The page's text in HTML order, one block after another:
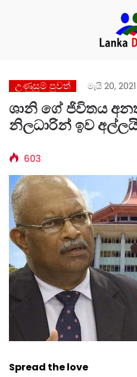
උණුසුම් පුවත් මැයි 20, 2021
ශානි ගේ ජිවිතය
නිලධාරින් ඉව
603
Spread the love